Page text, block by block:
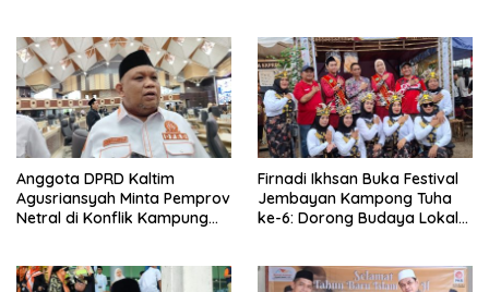
Anggota DPRD Kaltim
Agusriansyah Minta Pemprov
Netral di Konflik Kampung
Firnadi Ikhsan Buka Festival
Jembayan Kampong Tuha
ke-6: Dorong Budaya Lokal